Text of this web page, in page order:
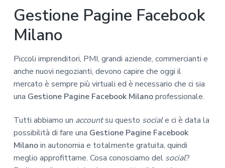
Gestione Pagine Facebook
Milano
Piccoli imprenditori, PMI, grandi aziende, commercianti e
anche nuovi negozianti, devono capire che oggi il
mercato è sempre più virtuali ed è necessario che ci sia
una Gestione Pagine Facebook Milanoprofessionale.
Tutti abbiamo un accountsu questo sociale ci è data la
possibilità di fare una Gestione Pagine Facebook
Milanoin autonomia e totalmente gratuita, quindi
meglio approfittarne. Cosa conosciamo del social?